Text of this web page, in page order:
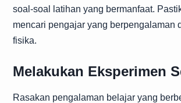
soal-soal latihan yang bermanfaat.
mencari pengajar yang berpengalaman
fisika.
Melakukan Eksperimen
Rasakan pengalaman belajar yang